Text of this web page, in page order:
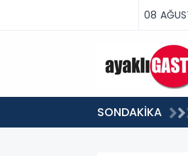
08
SONDAKİKA
VAR, MÜCADELE VAR!”